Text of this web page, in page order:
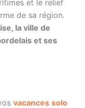
et le relief
de sa région.
la ville de
et ses
vacances solo